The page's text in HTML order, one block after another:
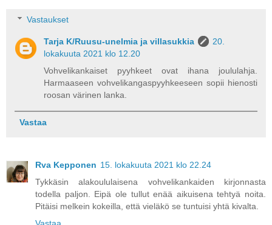
Vastaukset
Tarja K/Ruusu-unelmia ja villasukkia
20.
lokakuuta 2021 klo 12.20
Vohvelikankaiset pyyhkeet ovat ihana joululahja.
Harmaaseen vohvelikangaspyyhkeeseen sopii hienosti
roosan värinen lanka.
Vastaa
Rva Kepponen 15. lokakuuta 2021 klo 22.24
Tykkäsin alakoululaisena vohvelikankaiden kirjonnasta
todella paljon. Eipä ole tullut enää aikuisena tehtyä noita.
Pitäisi melkein kokeilla, että vieläkö se tuntuisi yhtä kivalta.